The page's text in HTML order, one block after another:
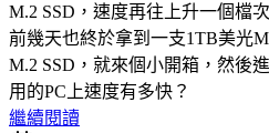
M.2 SSD，速度再往上升一個檔
前幾天也終於拿到一支1TB美光
M.2 SSD，就來個小開箱，然後
用的PC上速度有多快？
繼續閱讀